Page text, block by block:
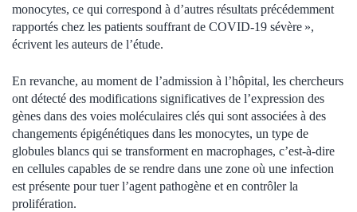
monocytes, ce qui correspond à d’autres résultats précédemment
rapportés chez les patients souffrant de COVID-19 sévère »,
écrivent les auteurs de l’étude.
En revanche, au moment de l’admission à l’hôpital, les chercheurs
ont détecté des modifications significatives de l’expression des
gènes dans des voies moléculaires clés qui sont associées à des
changements épigénétiques dans les monocytes, un type de
globules blancs qui se transforment en macrophages, c’est-à-dire
en cellules capables de se rendre dans une zone où une infection
est présente pour tuer l’agent pathogène et en contrôler la
prolifération.